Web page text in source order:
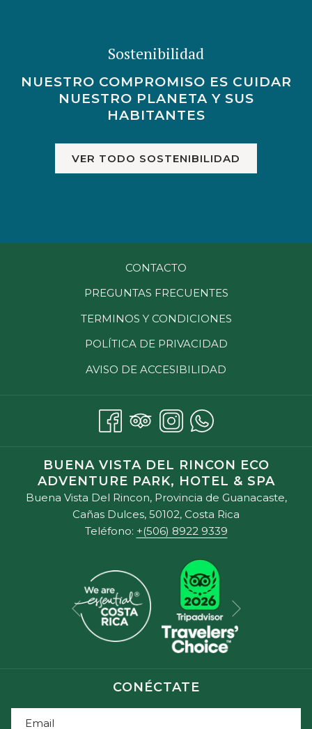
Sostenibilidad
NUESTRO COMPROMISO ES CUIDAR
NUESTRO PLANETA Y SUS
HABITANTES
VER TODO SOSTENIBILIDAD
CONTACTO
PREGUNTAS FRECUENTES
TERMINOS Y CONDICIONES
POLÍTICA DE PRIVACIDAD
AVISO DE ACCESIBILIDAD
BUENA VISTA DEL RINCON ECO
ADVENTURE PARK, HOTEL & SPA
Buena Vista Del Rincon, Provincia de Guanacaste,
Cañas Dulces, 50102, Costa Rica
Teléfono: +(506) 8922 9339
Anterior
CONÉCTATE